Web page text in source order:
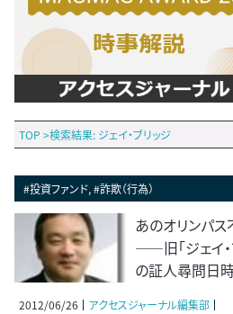
TOP >検索結果: ジェイ・ブリッジ
#投資ファンド, #詐欺（行為）
あのオリンパ
――旧「ジェイ
の証人尋問日
2012/06/26 アクセスジャーナル編集部